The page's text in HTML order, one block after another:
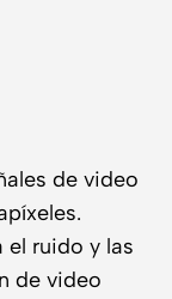
de video
el ruido y las
de video